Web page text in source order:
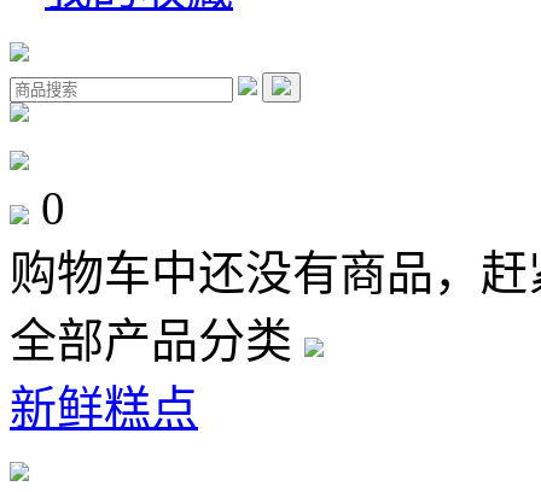
0
购物车中还没有商品，
全部产品分类
新鲜糕点